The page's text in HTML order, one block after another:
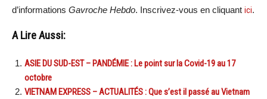
d’informations Gavroche Hebdo. Inscrivez-vous en cliquant ici.
A Lire Aussi:
ASIE DU SUD-EST – PANDÉMIE : Le point sur la Covid-19 au 17
octobre
VIETNAM EXPRESS – ACTUALITÉS : Que s’est il passé au Vietnam